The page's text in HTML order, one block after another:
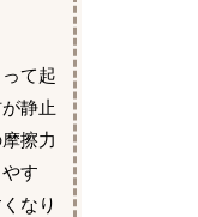
て起
静止
擦力
す
なり